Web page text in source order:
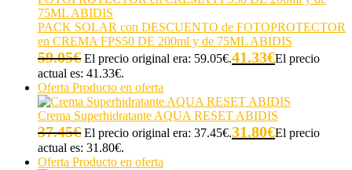
PACK SOLAR con DESCUENTO de FOTOPROTECTOR
en CREMA FPS50 DE 200ml y de 75ML ABIDIS
59.05€ El precio original era: 59.05€.41.33€El precio
actual es: 41.33€.
Oferta Producto en oferta
Crema Superhidratante AQUA RESET ABIDIS
37.45€ El precio original era: 37.45€.31.80€El precio
actual es: 31.80€.
Oferta Producto en oferta